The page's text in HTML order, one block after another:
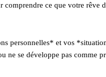
comprendre ce que votre rêve
personnelles* et vos
ne se développe pas comme